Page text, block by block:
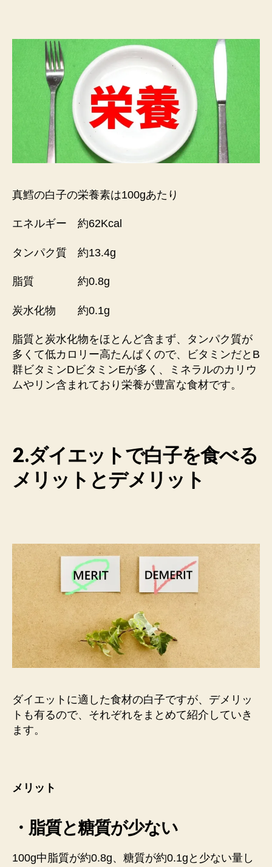
真鱈の白子の栄養素は100gあたり
エネルギー 約62Kcal
タンパク質 約13.4g
脂質 約0.8g
炭水化物 約0.1g
脂質と炭水化物をほとんど含まず、タンパク質が
多くて低カロリー高たんぱくので、ビタミンだとB
群ビタミンDビタミンEが多く、ミネラルのカリウ
ムやリン含まれており栄養が豊富な食材です。
2.ダイエットで白子を食べる
メリットとデメリット
ダイエットに適した食材の白子ですが、デメリッ
トも有るので、それぞれをまとめて紹介していき
ます。
メリット
・脂質と糖質が少ない
100g中脂質が約0.8g、糖質が約0.1gと少ない量し